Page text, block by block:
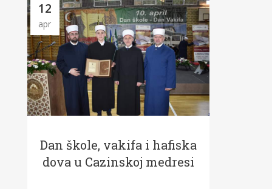
12
apr
Dan škole, vakifa i hafiska
dova u Cazinskoj medresi